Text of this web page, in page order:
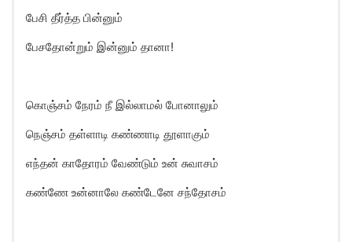
பேசி தீர்த்த பின்னும்
பேசதோன்றும் இன்னும் தானா!
கொஞ்சம் நேரம் நீ இல்லாமல் போனாலும்
நெஞ்சம் தள்ளாடி கண்ணாடி தூளாகும்
எந்தன் காதோரம் வேண்டும் உன் சுவாசம்
கண்ணே உன்னாலே கண்டேனே சந்தோசம்